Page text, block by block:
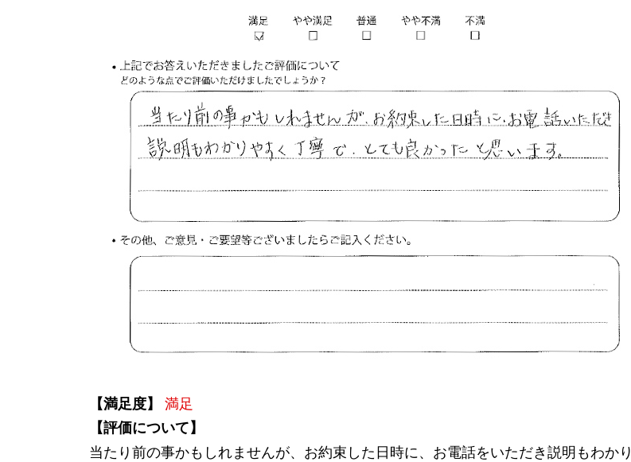
【満足度】
満足
【評価について】
当たり前の事かもしれませんが、お約束した日時に、お電話をいただき説明もわかり